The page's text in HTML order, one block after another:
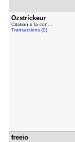
Ozstrickeu​r
Citation a la con...
Transactions (0)
freeio